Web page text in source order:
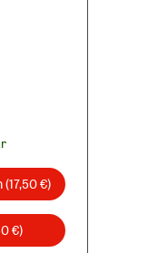
(17,50 €)
€)